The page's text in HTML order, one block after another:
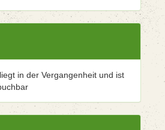
in der Vergangenheit und ist